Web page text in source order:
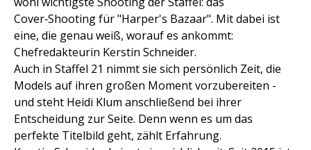
Cover‑Shooting für "Harper's Bazaar". Mit dabei ist
eine, die genau weiß, worauf es ankommt:
Chefredakteurin Kerstin Schneider.
Auch in Staffel 21 nimmt sie sich persönlich Zeit, die
Models auf ihren großen Moment vorzubereiten -
und steht Heidi Klum anschließend bei ihrer
Entscheidung zur Seite. Denn wenn es um das
perfekte Titelbild geht, zählt Erfahrung.